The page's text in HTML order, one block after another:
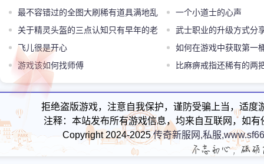
最不容错过的全图大刷稀有道具满地乱
爆
一个小道士的心声
关于精灵头盔的三点认知只有早年的老
玩家才记得
武士职业的升级方式分
飞儿很是开心
如何在游戏中获取第一
游戏该如何找师傅
比麻痹戒指还稀有的两
一定见过
拒绝盗版游戏，注意自我保护，谨防受骗上当，适
注释：本站发布所有游戏信息，均来自互联网，如
Copyright 2024-2025传奇新服网,私服